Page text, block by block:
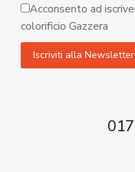
Acconsento ad
colorificio Gazzera